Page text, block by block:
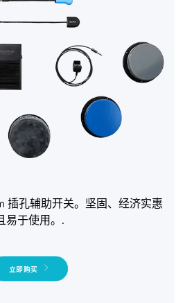
插孔辅助开关。坚固、经济实惠
易于使用。.
立即购买